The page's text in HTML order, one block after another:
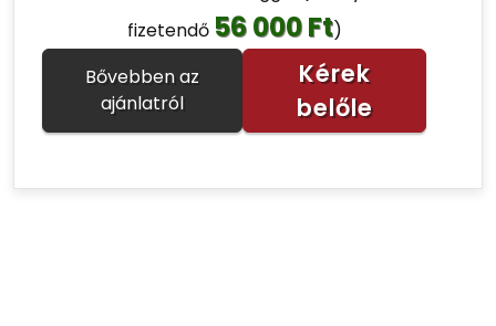
fizetendő 56 000 Ft)
Bővebben az
ajánlatról
Kérek
belőle